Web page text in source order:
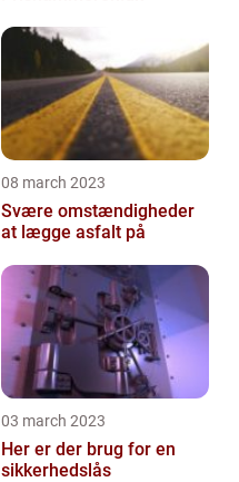
08 march 2023
Svære omstændigheder
at lægge asfalt på
03 march 2023
Her er der brug for en
sikkerhedslås